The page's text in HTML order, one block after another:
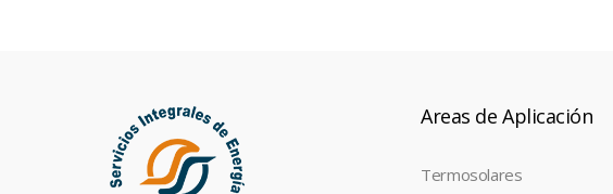
Areas de Aplicación
Termosolares